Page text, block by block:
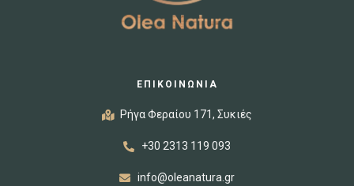
ΕΠΙΚΟΙΝΩΝΙΑ
Ρήγα Φεραίου 171, Συκιές
+30 2313 119 093
info@oleanatura.gr